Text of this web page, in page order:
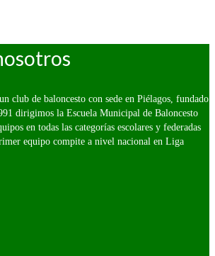
club de baloncesto con sede en Piélagos, fundado
dirigimos la Escuela Municipal de Baloncesto
en todas las categorías escolares y federadas
equipo compite a nivel nacional en Liga